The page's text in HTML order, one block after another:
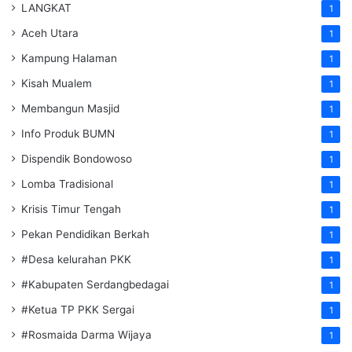
LANGKAT 1
Aceh Utara 1
Kampung Halaman 1
Kisah Mualem 1
Membangun Masjid 1
Info Produk BUMN 1
Dispendik Bondowoso 1
Lomba Tradisional 1
Krisis Timur Tengah 1
Pekan Pendidikan Berkah 1
#Desa kelurahan PKK 1
#Kabupaten Serdangbedagai 1
#Ketua TP PKK Sergai 1
#Rosmaida Darma Wijaya 1